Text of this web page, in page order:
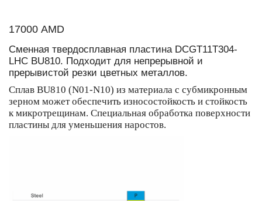
17000 AMD
Сменная твердосплавная пластина DCGT11T304-
LHC BU810. Подходит для непрерывной и
прерывистой резки цветных металлов.
Сплав BU810 (N01-N10) из материала с субмикронным
зерном может обеспечить износостойкость и стойкость
к микротрещинам. Специальная обработка поверхности
пластины для уменьшения наростов.